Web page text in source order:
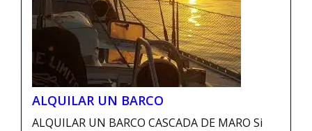
ALQUILAR UN BARCO
ALQUILAR UN BARCO CASCADA DE MARO Si